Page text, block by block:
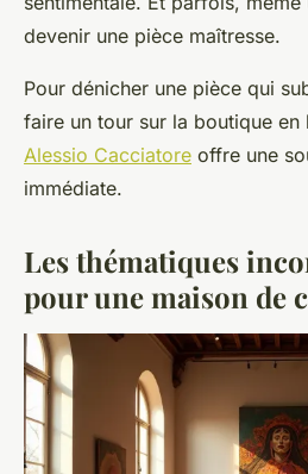
devenir une pièce maîtresse.
Pour dénicher une pièce qui
faire un tour sur la boutique en
Alessio Cacciatore offre une
immédiate.
Les thématiques
pour une maison de